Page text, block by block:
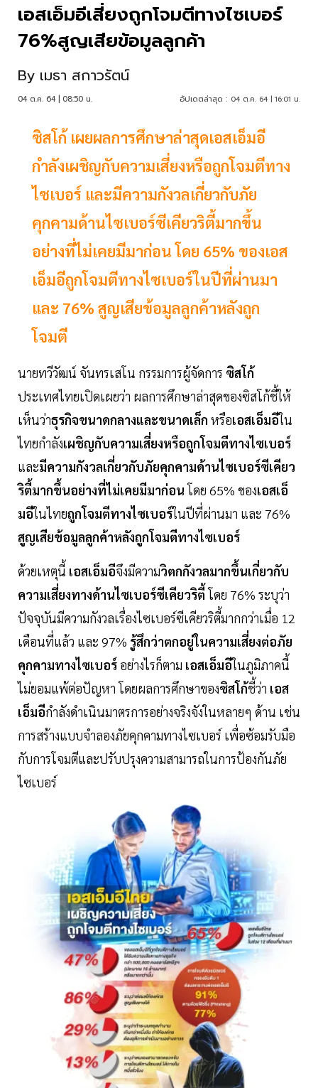
เอสเอ็มอีเสี่ยงถูกโจมตีทางไซเบอร์
76%สูญเสียข้อมูลลูกค้า
By เมธา สกาวรัตน์
04 ต.ค. 64 | 08:50 น. อัปเดตล่าสุด : 04 ต.ค. 64 | 16:01 น.
ซิสโก้ เผยผลการศึกษาล่าสุดเอสเอ็มอี
กำลังเผชิญกับความเสี่ยงหรือถูกโจมตีทาง
ไซเบอร์ และมีความกังวลเกี่ยวกับภัย
คุกคามด้านไซเบอร์ซีเคียวริตี้มากขึ้น
อย่างที่ไม่เคยมีมาก่อน โดย 65% ของเอส
เอ็มอีถูกโจมตีทางไซเบอร์ในปีที่ผ่านมา
และ 76% สูญเสียข้อมูลลูกค้าหลังถูก
โจมตี
นายทวีวัฒน์ จันทรเสโน กรรมการผู้จัดการ ซิสโก้
ประเทศไทยเปิดเผยว่า ผลการศึกษาล่าสุดของซิสโก้ชี้ให้
เห็นว่าธุรกิจขนาดกลางและขนาดเล็ก หรือเอสเอ็มอีใน
ไทยกำลังเผชิญกับความเสี่ยงหรือถูกโจมตีทางไซเบอร์
และมีความกังวลเกี่ยวกับภัยคุกคามด้านไซเบอร์ซีเคียว
ริตี้มากขึ้นอย่างที่ไม่เคยมีมาก่อนโดย 65% ของเอสเอ็
มอีในไทยถูกโจมตีทางไซเบอร์ในปีที่ผ่านมา และ 76%
สูญเสียข้อมูลลูกค้าหลังถูกโจมตีทางไซเบอร์
ด้วยเหตุนี้ เอสเอ็มอีจึงมีความวิตกกังวลมากขึ้นเกี่ยวกับ
ความเสี่ยงทางด้านไซเบอร์ซีเคียวริตี้โดย 76% ระบุว่า
ปัจจุบันมีความกังวลเรื่องไซเบอร์ซีเคียวริตี้มากกว่าเมื่อ 12
เดือนที่แล้ว และ 97% รู้สึกว่าตกอยู่ในความเสี่ยงต่อภัย
คุกคามทางไซเบอร์ อย่างไรก็ตาม เอสเอ็มอีในภูมิภาคนี้
ไม่ยอมแพ้ต่อปัญหา โดยผลการศึกษาของซิสโก้ชี้ว่า เอส
เอ็มอีกำลังดำเนินมาตรการอย่างจริงจังในหลายๆ ด้าน เช่น
การสร้างแบบจำลองภัยคุกคามทางไซเบอร์ เพื่อซ้อมรับมือ
กับการโจมตีและปรับปรุงความสามารถในการป้องกันภัย
ไซเบอร์